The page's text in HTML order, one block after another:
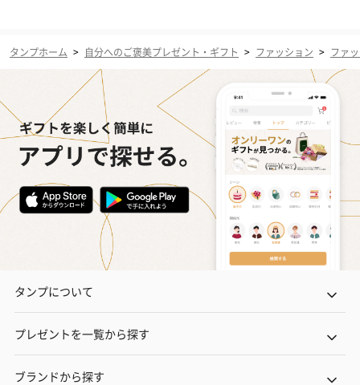
タンプホーム > 自分へのご褒美プレゼント・ギフト > ファッション > ファ
タンプについて
プレゼントを一覧から探す
ブランドから探す